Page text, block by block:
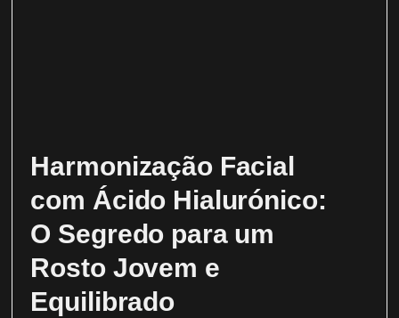
Harmonização Facial
com Ácido Hialurónico:
O Segredo para um
Rosto Jovem e
Equilibrado